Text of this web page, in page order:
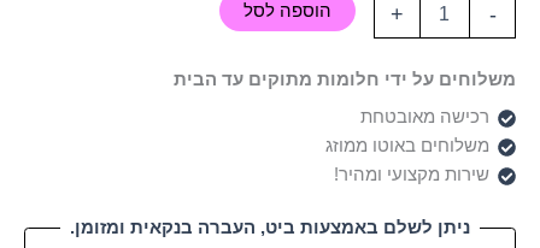
-
+ הוספה לסל
משלוחים על ידי חלומות מתוקים עד הבית
רכישה מאובטחת
משלוחים באוטו ממוזג
שירות מקצועי ומהיר!
ניתן לשלם באמצעות ביט, העברה בנקאית ומזומן.